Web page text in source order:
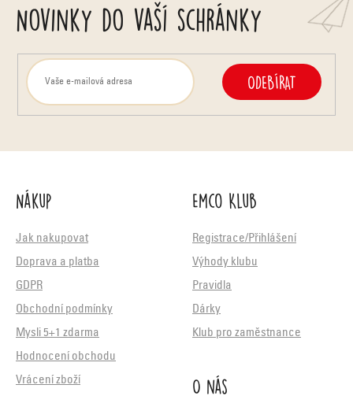
s
u
Novinky do vaší schránky
ODEBÍRAT
Nákup
Jak nakupovat
Doprava a platba
GDPR
Obchodní podmínky
Mysli 5+1 zdarma
Hodnocení obchodu
Vrácení zboží
Emco Klub
Registrace/Přihlášení
Výhody klubu
Pravidla
Dárky
Klub pro zaměstnance
O nás